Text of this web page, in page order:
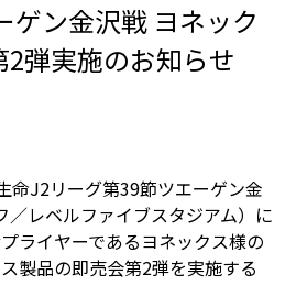
ゲン金沢戦 ヨネック
弾実施のお知らせ
命J2リーグ第39節ツエーゲン金
／レベルファイブスタジアム）に
ライヤーであるヨネックス様の
製品の即売会第2弾を実施する